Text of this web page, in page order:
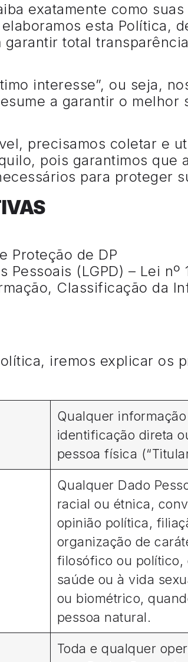
exatamente como
esta Política,
total
interesse”, ou seja,
a garantir o melhor
precisamos coletar e
pois garantimos que
para proteger
Proteção de DP
Pessoais (LGPD) – Lei nº
Classificação da
iremos explicar os
Qualquer
identificação direta
pessoa física
Qualquer Dado
racial ou étnica,
opinião política,
organização de
filosófico ou político,
saúde ou à vida
ou biométrico,
pessoa natural.
Toda e qualquer